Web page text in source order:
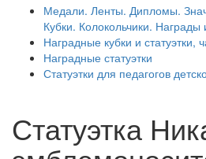
Медали. Ленты. Дипломы.
Кубки. Колокольчики.
Наградные кубки и статуэтки,
Наградные статуэтки
Статуэтки для педагогов
Статуэтка